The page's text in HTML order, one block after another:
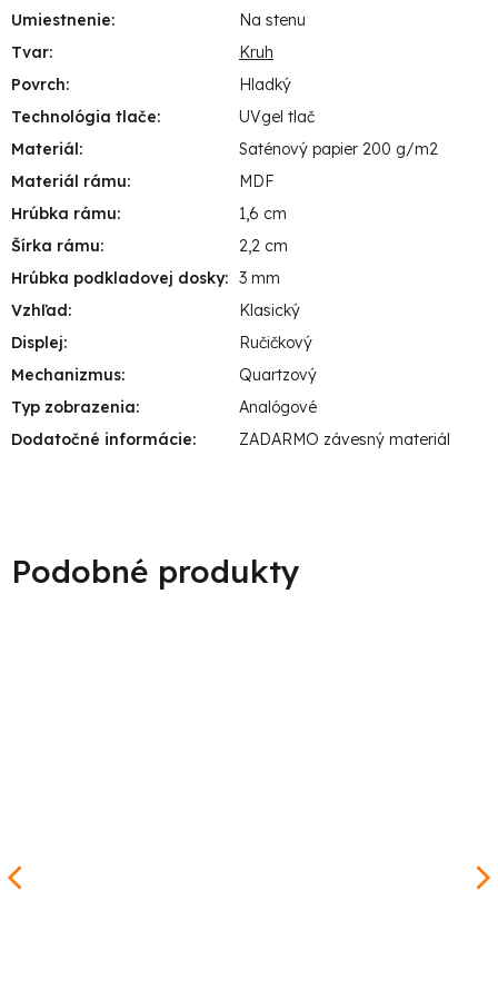
Umiestnenie:
Na stenu
Tvar:
Kruh
Povrch:
Hladký
Technológia tlače:
UVgel tlač
Materiál:
Saténový papier 200 g/m2
Materiál rámu:
MDF
Hrúbka rámu:
1,6 cm
Šírka rámu:
2,2 cm
Hrúbka podkladovej dosky: 3 mm
Vzhľad:
Klasický
Displej:
Ručičkový
Mechanizmus:
Quartzový
Typ zobrazenia:
Analógové
Dodatočné informácie: ZADARMO závesný materiál